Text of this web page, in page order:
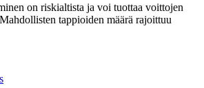
on riskialtista ja voi tuottaa voittojen
tappioiden määrä rajoittuu